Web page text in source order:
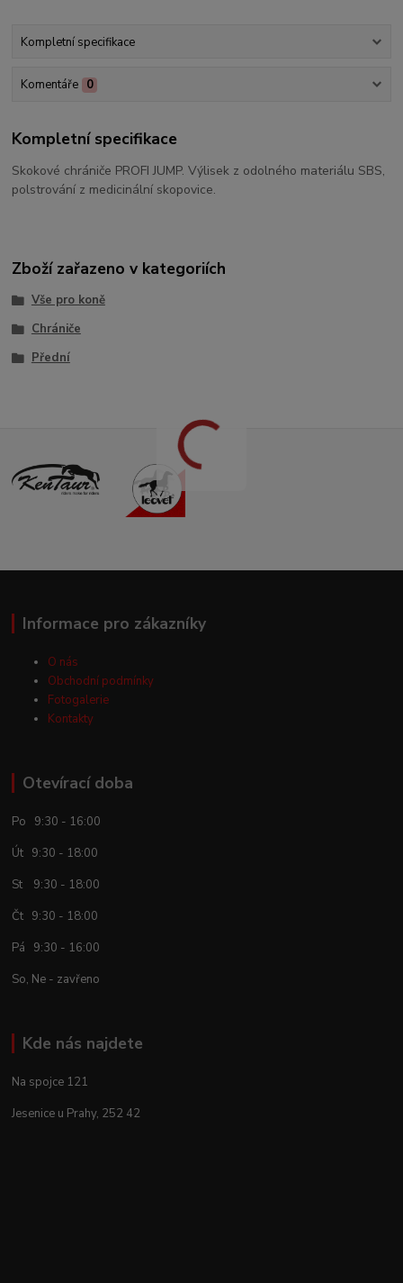
Kompletní specifikace
Komentáře 0
Kompletní specifikace
Skokové chrániče PROFI JUMP. Výlisek z odolného materiálu SBS,
polstrování z medicinální skopovice.
Zboží zařazeno v kategoriích
Vše pro koně
Chrániče
Přední
Informace pro zákazníky
O nás
Obchodní podmínky
Fotogalerie
Kontakty
Otevírací doba
Po 9:30 - 16:00
Út 9:30 - 18:00
St 9:30 - 18:00
Čt 9:30 - 18:00
Pá 9:30 - 16:00
So, Ne - zavřeno
Kde nás najdete
Na spojce 121
Jesenice u Prahy, 252 42